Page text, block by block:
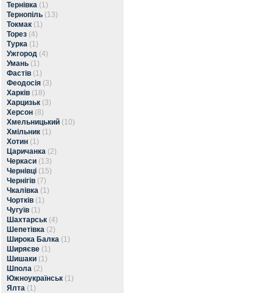
Тернівка (1)
Тернопіль (13)
Токмак (1)
Торез (4)
Турка (1)
Ужгород (4)
Умань (1)
Фастів (1)
Феодосія (3)
Харків (18)
Харцизьк (3)
Херсон (8)
Хмельницький (10)
Хмільник (1)
Хотин (1)
Царичанка (2)
Черкаси (13)
Чернівці (15)
Чернігів (7)
Чкалівка (1)
Чортків (1)
Чугуїв (1)
Шахтарськ (4)
Шепетівка (2)
Широка Балка (1)
Ширяєве (1)
Шишаки (1)
Шпола (2)
Южноукраїнськ (1)
Ялта (1)